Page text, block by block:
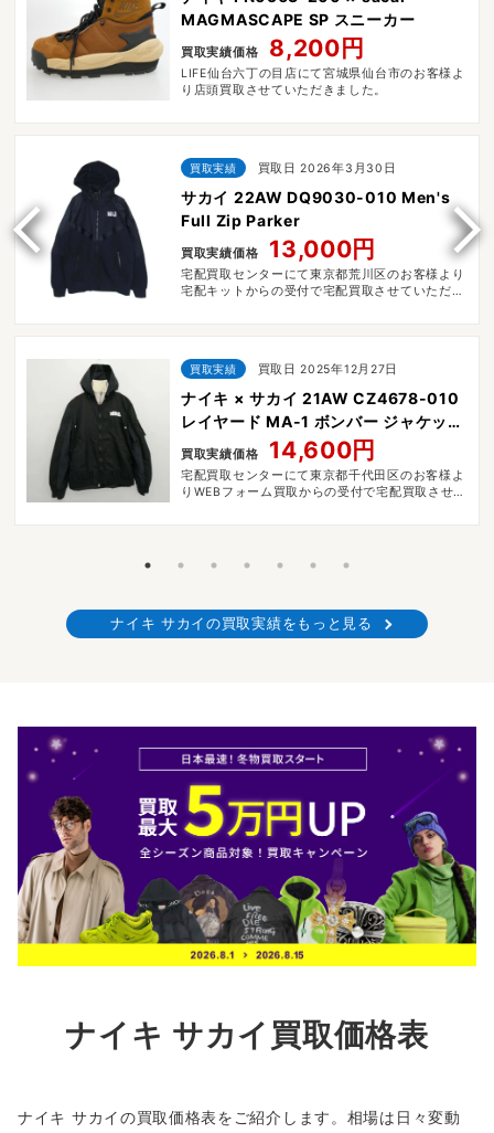
MAGMASCAPE SP スニーカー
買取実績価格 8,200円
LIFE仙台六丁の目店にて宮城県仙台市のお客様よ
り店頭買取させていただきました。
買取実績 買取日 2026年3月30日
サカイ 22AW DQ9030-010 Men's
Full Zip Parker
買取実績価格 13,000円
宅配買取センターにて東京都荒川区のお客様より
宅配キットからの受付で宅配買取させていただき
買取実績 買取日 2025年12月27日
ナイキ × サカイ 21AW CZ4678-010
レイヤード MA-1 ボンバー ジャケット
ブルゾン
買取実績価格 14,600円
宅配買取センターにて東京都千代田区のお客様よ
りWEBフォーム買取からの受付で宅配買取させて
ナイキ サカイの買取実績をもっと見る
ナイキ サカイ買取価格表
ナイキ サカイの買取価格表をご紹介します。相場は日々変動